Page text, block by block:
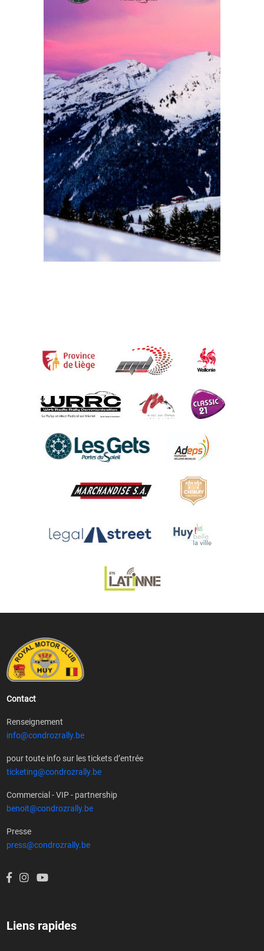
Contact
Renseignement
info@condrozrally.be
pour toute info sur les tickets d’entrée
ticketing@condrozrally.be
Commercial - VIP - partnership
benoit@condrozrally.be
Presse
press@condrozrally.be
Liens rapides